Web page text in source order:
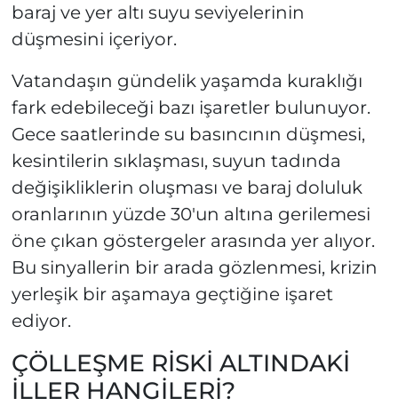
baraj ve yer altı suyu seviyelerinin
düşmesini içeriyor.
Vatandaşın gündelik yaşamda kuraklığı
fark edebileceği bazı işaretler bulunuyor.
Gece saatlerinde su basıncının düşmesi,
kesintilerin sıklaşması, suyun tadında
değişikliklerin oluşması ve baraj doluluk
oranlarının yüzde 30'un altına gerilemesi
öne çıkan göstergeler arasında yer alıyor.
Bu sinyallerin bir arada gözlenmesi, krizin
yerleşik bir aşamaya geçtiğine işaret
ediyor.
ÇÖLLEŞME RİSKİ ALTINDAKİ
İLLER HANGİLERİ?